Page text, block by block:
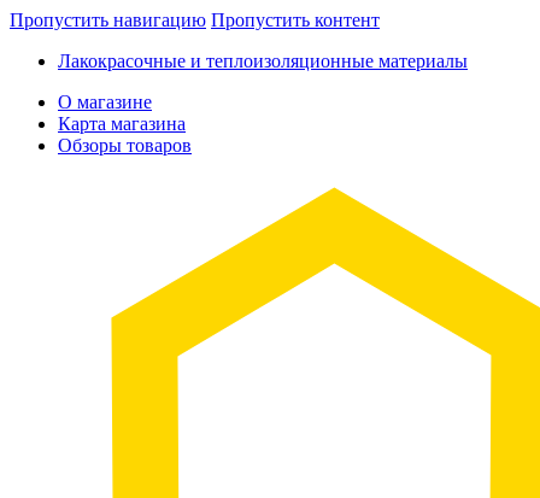
Пропустить навигацию Пропустить контент
Лакокрасочные и теплоизоляционные материалы
О магазине
Карта магазина
Обзоры товаров